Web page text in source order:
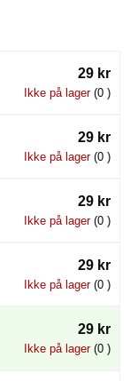
radioknap vil
29 kr
Ikke på lager(0 )
29 kr
Ikke på lager(0 )
29 kr
Ikke på lager(0 )
29 kr
Ikke på lager(0 )
29 kr
Ikke på lager(0 )